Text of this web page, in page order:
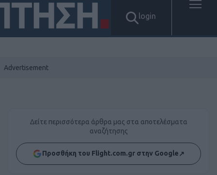
login
Δείτε περισσότερα άρθρα μας στα αποτελέσματα
αναζήτησης
Προσθήκη του Flight.com.gr στην Google↗